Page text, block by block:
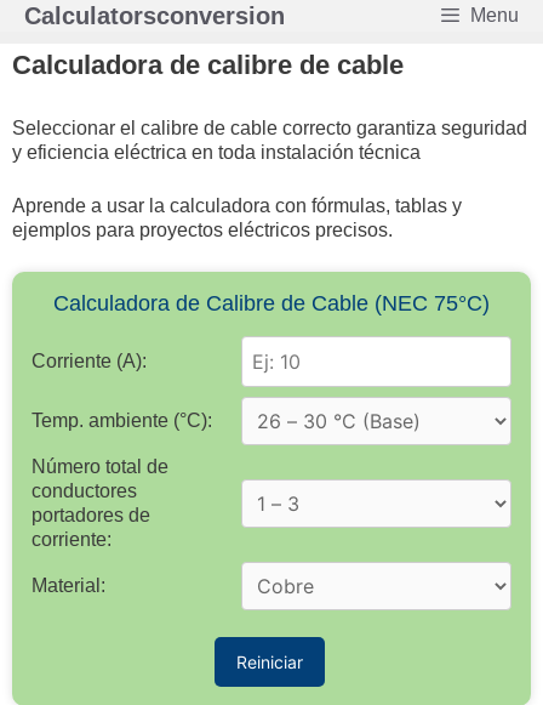
Saltar
contenido
Calculatorsconversion Menu
Calculadora de calibre de cable
Seleccionar el calibre de cable correcto garantiza seguridad
y eficiencia eléctrica en toda instalación técnica
Aprende a usar la calculadora con fórmulas, tablas y
ejemplos para proyectos eléctricos precisos.
Calculadora de Calibre de Cable (NEC 75°C)
Corriente (A):
Temp. ambiente (°C):
Número total de
conductores
portadores de
corriente:
Material:
Reiniciar